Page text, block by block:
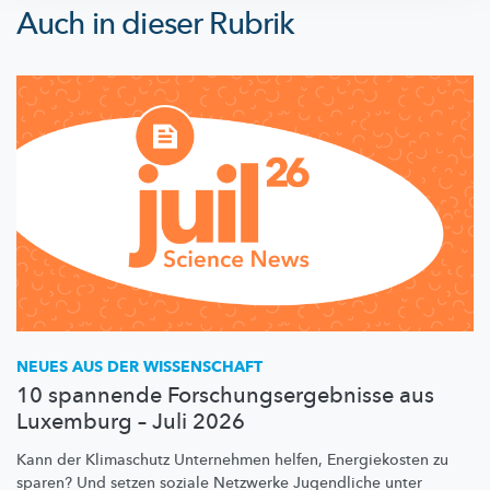
Auch in dieser Rubrik
NEUES AUS DER WISSENSCHAFT
10 spannende Forschungsergebnisse aus
Luxemburg – Juli 2026
Kann der Klimaschutz Unternehmen helfen, Energiekosten zu
sparen? Und setzen soziale Netzwerke Jugendliche unter